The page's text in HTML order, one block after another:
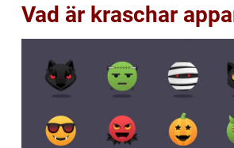
Vad är kraschar